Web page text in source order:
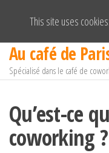
Passer
contenu
Au café de
Spécialisé dans le café de
Qu’est-ce
coworking ?
This site uses cookies: